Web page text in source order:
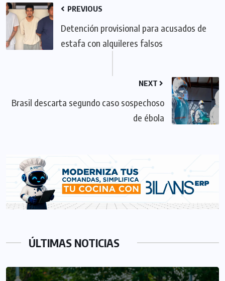
PREVIOUS
Detención provisional para acusados de
estafa con alquileres falsos
NEXT
Brasil descarta segundo caso sospechoso
de ébola
ÚLTIMAS NOTICIAS